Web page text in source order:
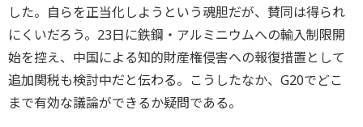
した。自らを正当化しようという魂胆だが、賛同は得られ
にくいだろう。23日に鉄鋼・アルミニウムへの輸入制限開
始を控え、中国による知的財産権侵害への報復措置として
追加関税も検討中だと伝わる。こうしたなか、G20でどこ
まで有効な議論ができるか疑問である。